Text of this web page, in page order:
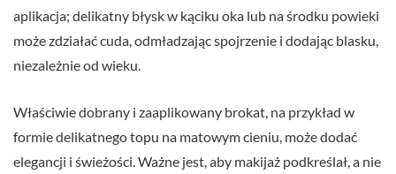
aplikacja; delikatny błysk w kąciku oka lub na środku powieki
może zdziałać cuda, odmładzając spojrzenie i dodając blasku,
niezależnie od wieku.
Właściwie dobrany i zaaplikowany brokat, na przykład w
formie delikatnego topu na matowym cieniu, może dodać
elegancji i świeżości. Ważne jest, aby makijaż podkreślał, a nie